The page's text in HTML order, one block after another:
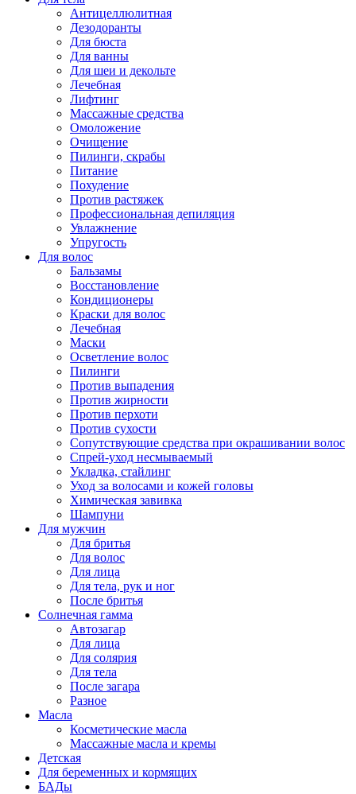
Антицеллюлитная
Дезодоранты
Для бюста
Для ванны
Для шеи и декольте
Лечебная
Лифтинг
Массажные средства
Омоложение
Очищение
Пилинги, скрабы
Питание
Похудение
Против растяжек
Профессиональная депиляция
Увлажнение
Упругость
Для волос
Бальзамы
Восстановление
Кондиционеры
Краски для волос
Лечебная
Маски
Осветление волос
Пилинги
Против выпадения
Против жирности
Против перхоти
Против сухости
Сопутствующие средства при окрашивании волос
Спрей-уход несмываемый
Укладка, стайлинг
Уход за волосами и кожей головы
Химическая завивка
Шампуни
Для мужчин
Для бритья
Для волос
Для лица
Для тела, рук и ног
После бритья
Солнечная гамма
Автозагар
Для лица
Для солярия
Для тела
После загара
Разное
Масла
Косметические масла
Массажные масла и кремы
Детская
Для беременных и кормящих
БАДы